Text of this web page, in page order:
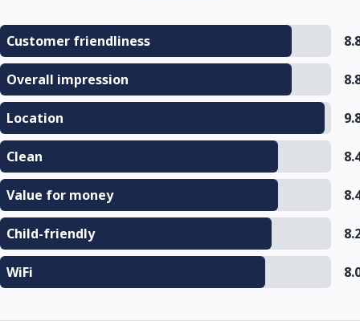
Customer friendliness
Overall impression
Location
Clean
Value for money
Child-friendly
WiFi